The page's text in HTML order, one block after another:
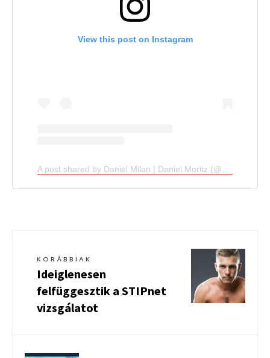
View this post on Instagram
KORÁBBIAK
Ideiglenesen
felfüggesztik a STIPnet
vizsgálatot